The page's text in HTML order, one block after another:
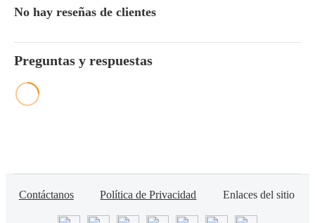
No hay reseñas de clientes
Preguntas y respuestas
Contáctanos Política de Privacidad Enlaces del sitio